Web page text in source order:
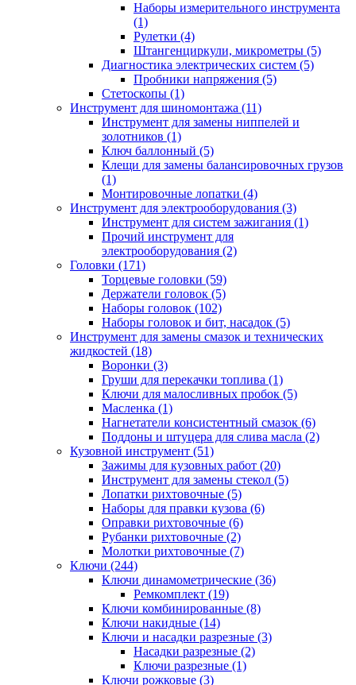
Наборы измерительного инструмента
(1)
Рулетки (4)
Штангенциркули, микрометры (5)
Диагностика электрических систем (5)
Пробники напряжения (5)
Стетоскопы (1)
Инструмент для шиномонтажа (11)
Инструмент для замены ниппелей и
золотников (1)
Ключ баллонный (5)
Клещи для замены балансировочных грузов
(1)
Монтировочные лопатки (4)
Инструмент для электрооборудования (3)
Инструмент для систем зажигания (1)
Прочий инструмент для
электрооборудования (2)
Головки (171)
Торцевые головки (59)
Держатели головок (5)
Наборы головок (102)
Наборы головок и бит, насадок (5)
Инструмент для замены смазок и технических
жидкостей (18)
Воронки (3)
Груши для перекачки топлива (1)
Ключи для малосливных пробок (5)
Масленка (1)
Нагнетатели консистентный смазок (6)
Поддоны и штуцера для слива масла (2)
Кузовной инструмент (51)
Зажимы для кузовных работ (20)
Инструмент для замены стекол (5)
Лопатки рихтовочные (5)
Наборы для правки кузова (6)
Оправки рихтовочные (6)
Рубанки рихтовочные (2)
Молотки рихтовочные (7)
Ключи (244)
Ключи динамометрические (36)
Ремкомплект (19)
Ключи комбинированные (8)
Ключи накидные (14)
Ключи и насадки разрезные (3)
Насадки разрезные (2)
Ключи разрезные (1)
Ключи рожковые (3)